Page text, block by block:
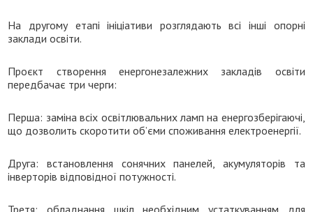
На другому етапі ініціативи розглядають всі інші опорні
заклади освіти.
Проєкт створення енергонезалежних закладів освіти
передбачає три черги:
Перша: заміна всіх освітлювальних ламп на енергозберігаючі,
що дозволить скоротити обʼєми споживання електроенергії.
Друга: встановлення сонячних панелей, акумуляторів та
інверторів відповідної потужності.
Третя: обладнання шкіл необхідним устаткуванням для